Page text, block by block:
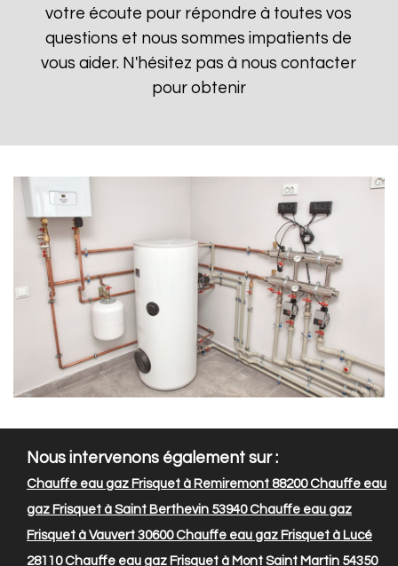
votre écoute pour répondre à toutes vos
questions et nous sommes impatients de
vous aider. N'hésitez pas à nous contacter
pour obtenir
Nous intervenons également sur :
Chauffe eau gaz Frisquet à Remiremont 88200Chauffe eau
gaz Frisquet à Saint Berthevin 53940Chauffe eau gaz
Frisquet à Vauvert 30600Chauffe eau gaz Frisquet à Lucé
28110Chauffe eau gaz Frisquet à Mont Saint Martin 54350